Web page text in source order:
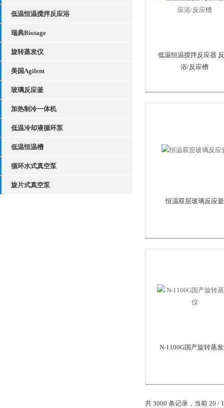
低温恒温搅拌反应浴
瑞典Biotage
旋转蒸发仪
美国Agilent
玻璃反应釜
加热制冷一体机
低温冷却液循环泵
低温恒温槽
循环水式真空泵
旋片式真空泵
低温恒温搅拌反应器
浴/反应槽
恒温双层玻璃反应釜
N-1100G国产旋转蒸
共 3000 条记录，当前 20 /